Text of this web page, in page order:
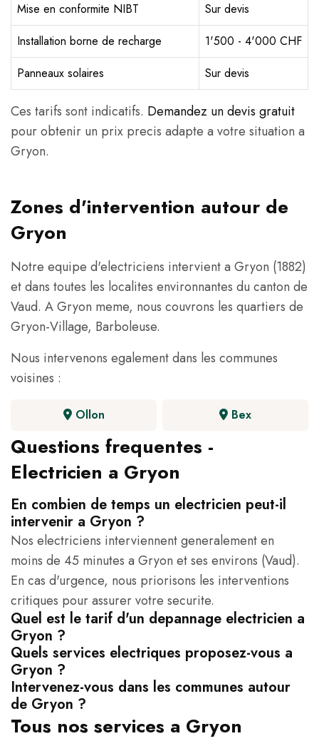
Mise en conformite NIBT
Sur devis
Installation borne de recharge
1'500 - 4'000 CHF
Panneaux solaires
Sur devis
Ces tarifs sont indicatifs. Demandez un devis gratuit
pour obtenir un prix precis adapte a votre situation a
Gryon.
Zones d'intervention autour de
Gryon
Notre equipe d'electriciens intervient a Gryon (1882)
et dans toutes les localites environnantes du canton de
Vaud. A Gryon meme, nous couvrons les quartiers de
Gryon-Village, Barboleuse.
Nous intervenons egalement dans les communes
voisines :
Ollon Bex
Questions frequentes -
Electricien a Gryon
En combien de temps un electricien peut-il
intervenir a Gryon ?
Nos electriciens interviennent generalement en
moins de 45 minutes a Gryon et ses environs (Vaud).
En cas d'urgence, nous priorisons les interventions
critiques pour assurer votre securite.
Quel est le tarif d'un depannage electricien a
Gryon ?
Quels services electriques proposez-vous a
Gryon ?
Intervenez-vous dans les communes autour
de Gryon ?
Tous nos services a Gryon